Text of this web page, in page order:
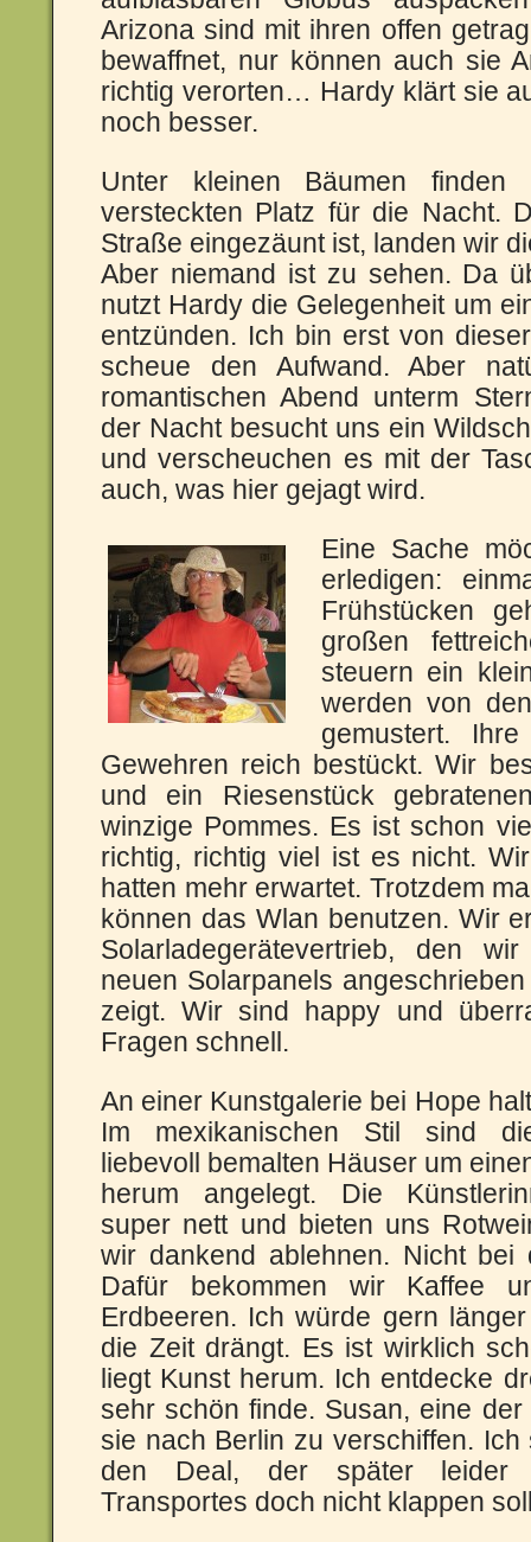
Arizona sind mit ihren offen
bewaffnet, nur können auch sie
richtig verorten… Hardy klärt sie
noch besser.
Unter kleinen Bäumen
versteckten Platz für die Nacht.
Straße eingezäunt ist, landen wir
Aber niemand ist zu sehen. Da
nutzt Hardy die Gelegenheit um
entzünden. Ich bin erst von
scheue den Aufwand. Aber
romantischen Abend unterm
der Nacht besucht uns ein
und verscheuchen es mit der
auch, was hier gejagt wird.
Eine Sache
erledigen:
Frühstücken
großen
steuern ein
werden von
gemustert.
Gewehren reich bestückt. Wir
und ein Riesenstück
winzige Pommes. Es ist schon
richtig, richtig viel ist es nicht.
hatten mehr erwartet. Trotzdem
können das Wlan benutzen. Wir
Solarladegerätevertrieb, den
neuen Solarpanels
zeigt. Wir sind happy und
Fragen schnell.
An einer Kunstgalerie bei Hope
Im mexikanischen Stil sind
liebevoll bemalten Häuser um
herum angelegt. Die
super nett und bieten uns
wir dankend ablehnen. Nicht bei
Dafür bekommen wir Kaffee
Erdbeeren. Ich würde gern
die Zeit drängt. Es ist wirklich
liegt Kunst herum. Ich entdecke
sehr schön finde. Susan, eine
sie nach Berlin zu verschiffen.
den Deal, der später leider
Transportes doch nicht klappen